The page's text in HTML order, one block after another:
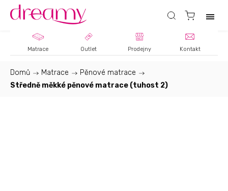
Matrace Outlet Prodejny Kontakt
Domů / Matrace / Pěnové matrace /
Středně měkké pěnové matrace (tuhost 2)